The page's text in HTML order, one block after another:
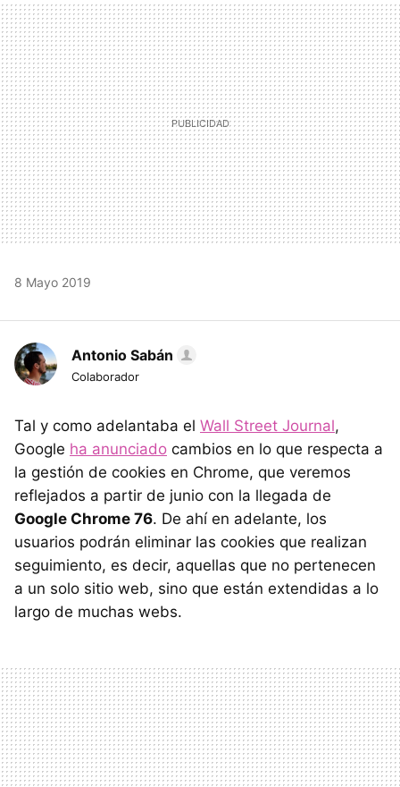
MAIL
8 Mayo 2019
Antonio Sabán
Colaborador
Tal y como adelantaba el Wall Street Journal,
Google ha anunciado cambios en lo que respecta a
la gestión de cookies en Chrome, que veremos
reflejados a partir de junio con la llegada de
Google Chrome 76. De ahí en adelante, los
usuarios podrán eliminar las cookies que realizan
seguimiento, es decir, aquellas que no pertenecen
a un solo sitio web, sino que están extendidas a lo
largo de muchas webs.